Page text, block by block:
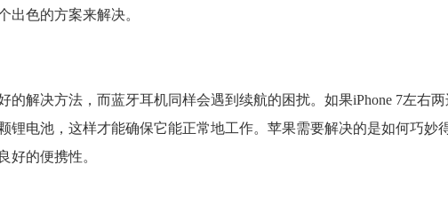
出色的方案来解决。
解决方法，而蓝牙耳机同样会遇到续航的困扰。如果iPhone 7左右两
锂电池，这样才能确保它能正常地工作。苹果需要解决的是如何巧妙
好的便携性。